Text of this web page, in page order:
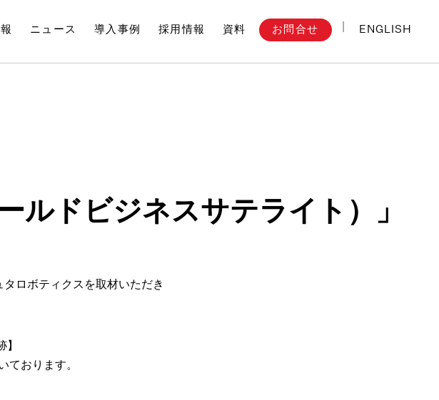
ニュース 導入事例 採用情報 資料 お問合せ ENGLISH
ルドビジネスサテライト）」
ロボティクスを取材いただき
ております。